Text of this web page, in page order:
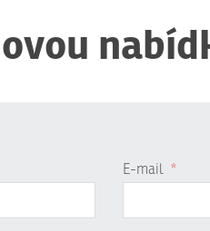
E-mail *